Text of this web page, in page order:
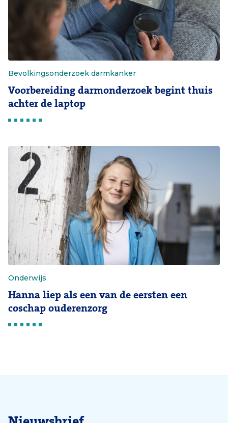
Bevolkingsonderzoek darmkanker
Voorbereiding darmonderzoek begint thuis
achter de laptop
Onderwijs
Hanna liep als een van de eersten een
coschap ouderenzorg